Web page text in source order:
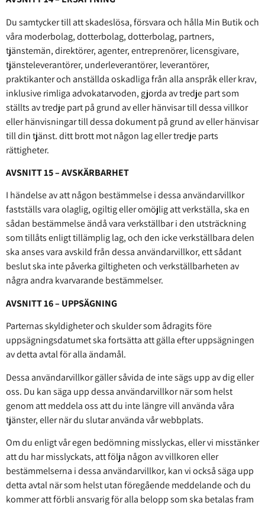
Du samtycker till att skadeslösa, försvara och hålla Min Butik och
våra moderbolag, dotterbolag, dotterbolag, partners,
tjänstemän, direktörer, agenter, entreprenörer, licensgivare,
tjänsteleverantörer, underleverantörer, leverantörer,
praktikanter och anställda oskadliga från alla anspråk eller krav,
inklusive rimliga advokatarvoden, gjorda av tredje part som
ställts av tredje part på grund av eller hänvisar till dessa villkor
eller hänvisningar till dessa dokument på grund av eller hänvisar
till din tjänst. ditt brott mot någon lag eller tredje parts
rättigheter.
AVSNITT 15 – AVSKÄRBARHET
I händelse av att någon bestämmelse i dessa användarvillkor
fastställs vara olaglig, ogiltig eller omöjlig att verkställa, ska en
sådan bestämmelse ändå vara verkställbar i den utsträckning
som tillåts enligt tillämplig lag, och den icke verkställbara delen
ska anses vara avskild från dessa användarvillkor, ett sådant
beslut ska inte påverka giltigheten och verkställbarheten av
några andra kvarvarande bestämmelser.
AVSNITT 16 – UPPSÄGNING
Parternas skyldigheter och skulder som ådragits före
uppsägningsdatumet ska fortsätta att gälla efter uppsägningen
av detta avtal för alla ändamål.
Dessa användarvillkor gäller såvida de inte sägs upp av dig eller
oss. Du kan säga upp dessa användarvillkor när som helst
genom att meddela oss att du inte längre vill använda våra
tjänster, eller när du slutar använda vår webbplats.
Om du enligt vår egen bedömning misslyckas, eller vi misstänker
att du har misslyckats, att följa någon av villkoren eller
bestämmelserna i dessa användarvillkor, kan vi också säga upp
detta avtal när som helst utan föregående meddelande och du
kommer att förbli ansvarig för alla belopp som ska betalas fram